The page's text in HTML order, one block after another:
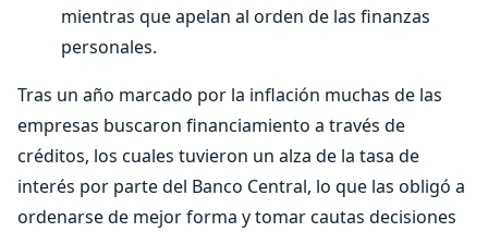
mientras que apelan al orden de las finanzas
personales.
Tras un año marcado por la inflación muchas de las
empresas buscaron financiamiento a través de
créditos, los cuales tuvieron un alza de la tasa de
interés por parte del Banco Central, lo que las obligó a
ordenarse de mejor forma y tomar cautas decisiones